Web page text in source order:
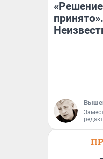
принято».